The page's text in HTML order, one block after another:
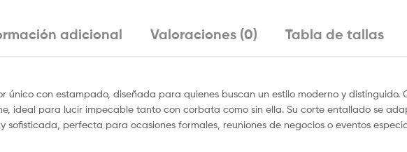
adicional Valoraciones (0) Tabla de tallas
único con estampado, diseñada para quienes buscan un estilo moderno y distinguido.
ideal para lucir impecable tanto con corbata como sin ella. Su corte entallado se
perfecta para ocasiones formales, reuniones de negocios o eventos